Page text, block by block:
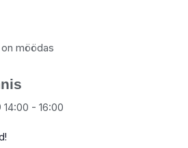
möödas
-16:00